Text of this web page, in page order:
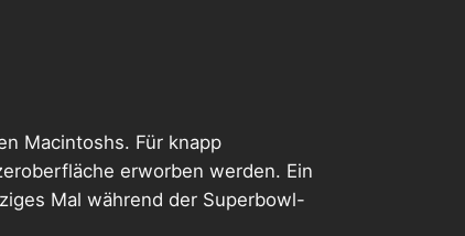
Macintoshs. Für knapp
erworben werden. Ein
Mal während der Superbowl-